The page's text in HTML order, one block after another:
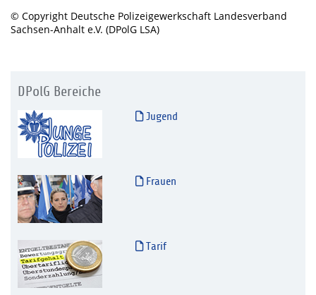
© Copyright Deutsche Polizeigewerkschaft Landesverband
Sachsen-Anhalt e.V. (DPolG LSA)
DPolG Bereiche
Jugend
Frauen
Tarif